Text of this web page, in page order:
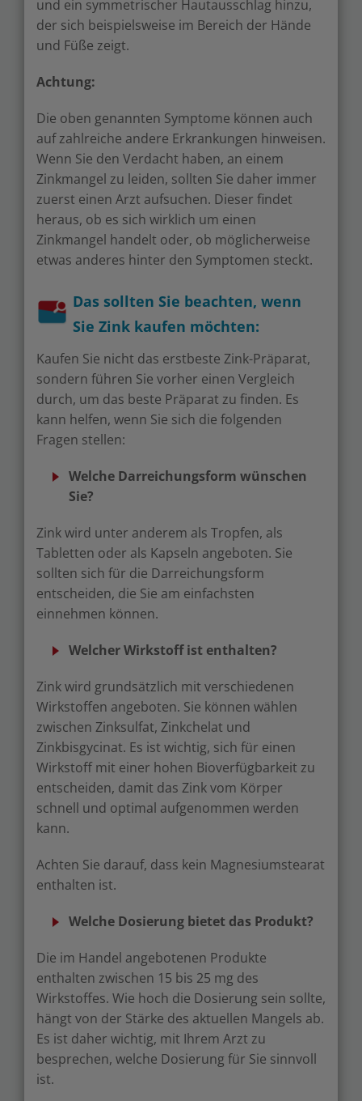
und ein symmetrischer Hautausschlag hinzu,
der sich beispielsweise im Bereich der Hände
und Füße zeigt.
Achtung:
Die oben genannten Symptome können auch
auf zahlreiche andere Erkrankungen hinweisen.
Wenn Sie den Verdacht haben, an einem
Zinkmangel zu leiden, sollten Sie daher immer
zuerst einen Arzt aufsuchen. Dieser findet
heraus, ob es sich wirklich um einen
Zinkmangel handelt oder, ob möglicherweise
etwas anderes hinter den Symptomen steckt.
Das sollten Sie beachten, wenn
Sie Zink kaufen möchten:
Kaufen Sie nicht das erstbeste Zink-Präparat,
sondern führen Sie vorher einen Vergleich
durch, um das beste Präparat zu finden. Es
kann helfen, wenn Sie sich die folgenden
Fragen stellen:
Welche Darreichungsform wünschen
Sie?
Zink wird unter anderem als Tropfen, als
Tabletten oder als Kapseln angeboten. Sie
sollten sich für die Darreichungsform
entscheiden, die Sie am einfachsten
einnehmen können.
Welcher Wirkstoff ist enthalten?
Zink wird grundsätzlich mit verschiedenen
Wirkstoffen angeboten. Sie können wählen
zwischen Zinksulfat, Zinkchelat und
Zinkbisgycinat. Es ist wichtig, sich für einen
Wirkstoff mit einer hohen Bioverfügbarkeit zu
entscheiden, damit das Zink vom Körper
schnell und optimal aufgenommen werden
kann.
Achten Sie darauf, dass kein Magnesiumstearat
enthalten ist.
Welche Dosierung bietet das Produkt?
Die im Handel angebotenen Produkte
enthalten zwischen 15 bis 25 mg des
Wirkstoffes. Wie hoch die Dosierung sein sollte,
hängt von der Stärke des aktuellen Mangels ab.
Es ist daher wichtig, mit Ihrem Arzt zu
besprechen, welche Dosierung für Sie sinnvoll
ist.